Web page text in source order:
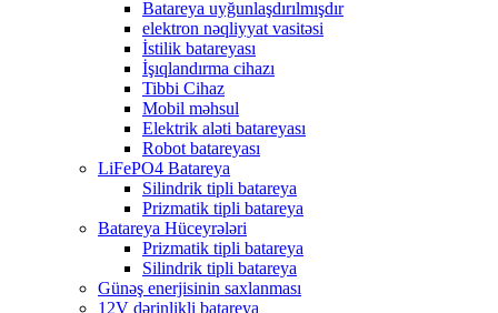
Batareya uyğunlaşdırılmışdır
elektron nəqliyyat vasitəsi
İstilik batareyası
İşıqlandırma cihazı
Tibbi Cihaz
Mobil məhsul
Elektrik aləti batareyası
Robot batareyası
LiFePO4 Batareya
Silindrik tipli batareya
Prizmatik tipli batareya
Batareya Hüceyrələri
Prizmatik tipli batareya
Silindrik tipli batareya
Günəş enerjisinin saxlanması
12V dərinlikli batareya